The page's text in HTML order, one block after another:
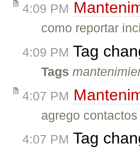
4:09 PM
como reportar
4:09 PM Tag
Tags
4:07 PM
agrego
4:07 PM Tag